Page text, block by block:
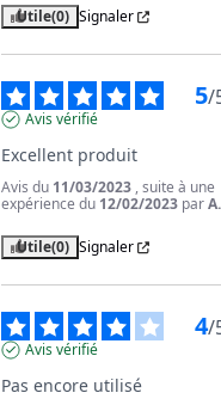
Utile(0) Signaler
5/
Avis vérifié
Excellent produit
Avis du 11/03/2023 , suite à une
expérience du 12/02/2023 par
Utile(0) Signaler
4/
Avis vérifié
Pas encore utilisé